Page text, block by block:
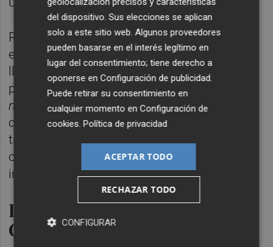
Regreso alferry, pero con el corazón
encogido y asimilando todo lo aprendido. Al
llegar al Victoria & Alfred Waterfront doy un
paseo por los alrededores y luego cojo un
minibus taxipara conocer Clifton Bay,
conformado por cuatro playas de una arena
tan blanca que asombra al verla. Allí,
contemplando el atardecer, termino otro
intenso día en Ciudad del Cabo.
En las alturas de Ciudad del
Cabo
del dispositivo. Sus elecciones se aplican
solo a este sitio web. Algunos proveedores
pueden basarse en el interés legítimo en
lugar del consentimiento; tiene derecho a
oponerse enConfiguración de publicidad.
Puede retirar su consentimiento en
cualquier momento enConfiguración de
cookies.Política de privacidad
ACEPTAR TODO
RECHAZAR TODO
CONFIGURAR